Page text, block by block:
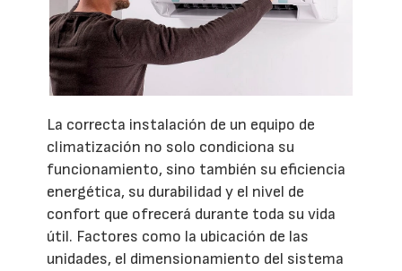
La correcta instalación de un equipo de
climatización no solo condiciona su
funcionamiento, sino también su eficiencia
energética, su durabilidad y el nivel de
confort que ofrecerá durante toda su vida
útil. Factores como la ubicación de las
unidades, el dimensionamiento del sistema